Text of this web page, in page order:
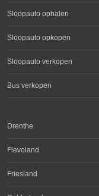
Sloopauto ophalen
Sloopauto opkopen
Sloopauto verkopen
Bus verkopen
Drenthe
Flevoland
Friesland